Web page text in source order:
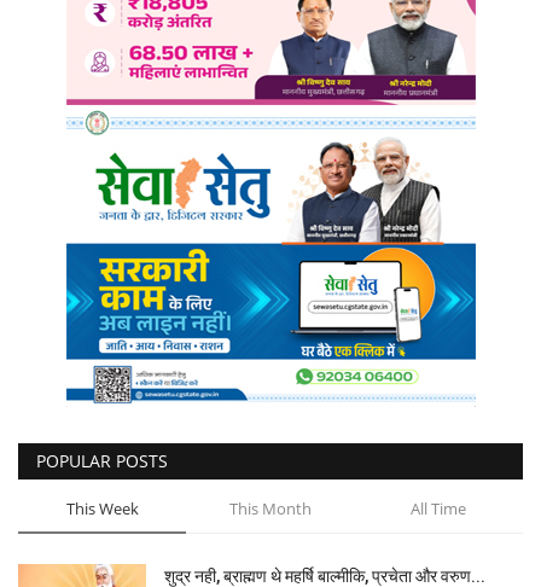
POPULAR POSTS
This Week This Month All Time
शुद्र नही, ब्राह्मण थे महर्षि बाल्मीकि, प्रचेता और वरुण...